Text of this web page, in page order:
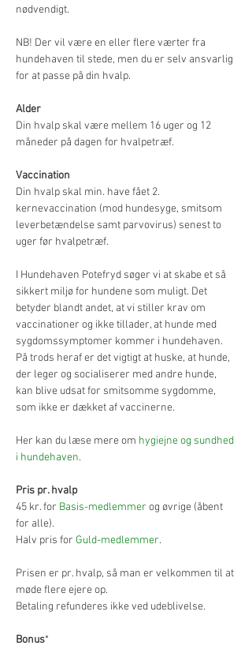
nødvendigt.
NB! Der vil være en eller flere værter fra
hundehaven til stede, men du er selv ansvarlig
for at passe på din hvalp.
Alder
Din hvalp skal være mellem 16 uger og 12
måneder på dagen for hvalpetræf.
Vaccination
Din hvalp skal min. have fået 2.
kernevaccination (mod hundesyge, smitsom
leverbetændelse samt parvovirus) senest to
uger før hvalpetræf.
I Hundehaven Potefryd søger vi at skabe et så
sikkert miljø for hundene som muligt. Det
betyder blandt andet, at vi stiller krav om
vaccinationer og ikke tillader, at hunde med
sygdomssymptomer kommer i hundehaven.
På trods heraf er det vigtigt at huske, at hunde,
der leger og socialiserer med andre hunde,
kan blive udsat for smitsomme sygdomme,
som ikke er dækket af vaccinerne.
Her kan du læse mere om hygiejne og sundhed
i hundehaven.
Pris pr. hvalp
45 kr. for Basis-medlemmer og øvrige (åbent
for alle).
Halv pris for Guld-medlemmer.
Prisen er pr. hvalp, så man er velkommen til at
møde flere ejere op.
Betaling refunderes ikke ved udeblivelse.
Bonus*